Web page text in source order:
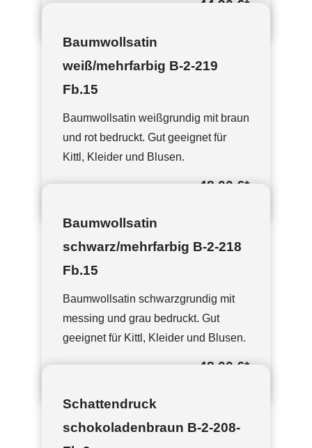
44,90 €*
Baumwollsatin
weiß/mehrfarbig B-2-219
Fb.15
Baumwollsatin weißgrundig mit braun
und rot bedruckt. Gut geeignet für
Kittl, Kleider und Blusen.
48,00 €*
Baumwollsatin
schwarz/mehrfarbig B-2-218
Fb.15
Baumwollsatin schwarzgrundig mit
messing und grau bedruckt. Gut
geeignet für Kittl, Kleider und Blusen.
48,00 €*
Schattendruck
schokoladenbraun B-2-208-